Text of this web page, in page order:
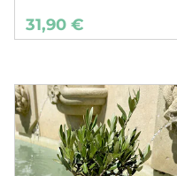
31,90 €